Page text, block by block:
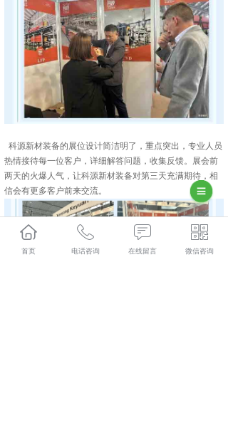
科源新材装备的展位设计简洁明了，重点突出，专业人员
热情接待每一位客户，详细解答问题，收集反馈。展会前
两天的火爆人气，让科源新材装备对第三天充满期待，相
信会有更多客户前来交流。
首页 电话咨询 在线留言 微信咨询